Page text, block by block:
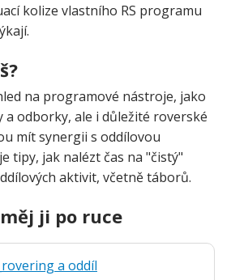
kolize vlastního RS programu
na programové nástroje, jako
a odborky, ale i důležité roverské
mít synergii s oddílovou
tipy, jak nalézt čas na "čistý"
aktivit, včetně táborů.
ji po ruce
a oddíl